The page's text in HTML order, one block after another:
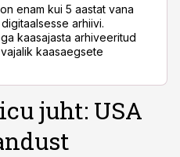
enam kui 5 aastat vana
arhiivi.
kaasajasta arhiveeritud
kaasaegsete
juht: USA